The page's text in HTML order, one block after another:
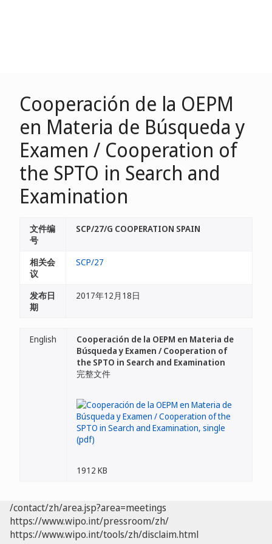
Cooperación de la OEPM
en Materia de Búsqueda y
Examen / Cooperation of
the SPTO in Search and
Examination
文件编
号
SCP/27/G COOPERATION SPAIN
相关会
议
SCP/27
发布日
期
2017年12月18日
English
Cooperación de la OEPM en Materia de
Búsqueda y Examen / Cooperation of
the SPTO in Search and Examination
完整文件
1912 KB
/contact/zh/area.jsp?area=meetings
https://www.wipo.int/pressroom/zh/
https://www.wipo.int/tools/zh/disclaim.html